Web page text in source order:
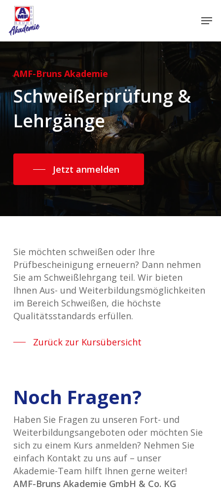
Skip
main
content
AMF-Bruns Akademie
Schweißerprüfung &
Lehrgänge
Jetzt anmelden
Sie möchten schweißen oder Ihre
Prüfbescheinigung erneuern? Dann nehmen
Sie am Schweißlehrgang teil. Wir bieten
Ihnen Aus- und Weiterbildungsmöglichkeiten
im Bereich Schweißen, die höchste
Qualitätsstandards erfüllen.
Zurück zur Kursübersicht
Noch Fragen?
Haben Sie Fragen zu unseren Fort- und
Weiterbildungsangeboten oder möchten Sie
sich zu einem Kurs anmelden? Nehmen Sie
einfach Kontakt zu uns auf – unser
Akademie-Team hilft Ihnen gerne weiter!
AMF-Bruns Akademie GmbH & Co. KG